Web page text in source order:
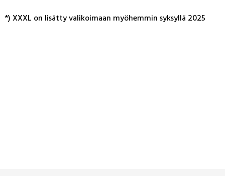
*) XXXL on li­sät­ty va­li­koi­maan myö­hem­min syk­syl­lä 2025